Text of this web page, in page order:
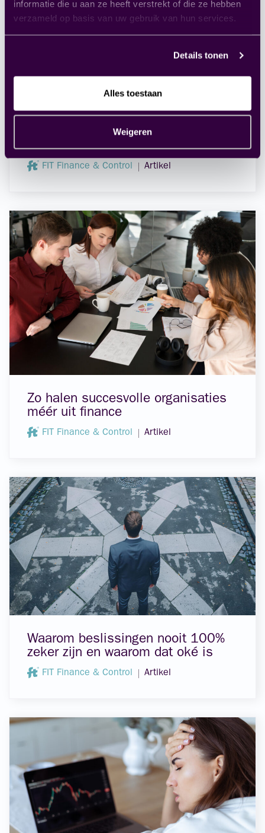
informatie die u aan ze heeft verstrekt of die ze hebben
verzameld op basis van uw gebruik van hun services.
Details tonen
Alles toestaan
Weigeren
Zonder persoonlijke ontwikkeling
geen verantwoorde AI binnen
finance
FIT Finance & Control Artikel
Zo halen succesvolle organisaties
méér uit finance
FIT Finance & Control Artikel
Waarom beslissingen nooit 100%
zeker zijn en waarom dat oké is
FIT Finance & Control Artikel